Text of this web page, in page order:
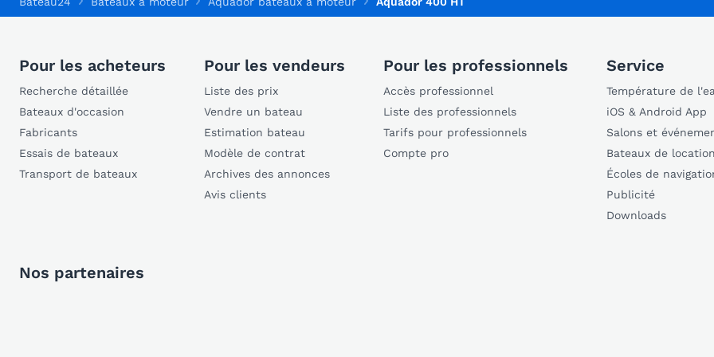
Pour les acheteurs
Recherche détaillée
Bateaux d'occasion
Fabricants
Essais de bateaux
Transport de bateaux
Pour les vendeurs
Liste des prix
Vendre un bateau
Estimation bateau
Modèle de contrat
Archives des annonces
Avis clients
Pour les professionnels
Accès professionnel
Liste des professionnels
Tarifs pour professionnels
Compte pro
Service
Température de
iOS & Android App
Salons et
Bateaux de location
Écoles de
Publicité
Downloads
Nos partenaires